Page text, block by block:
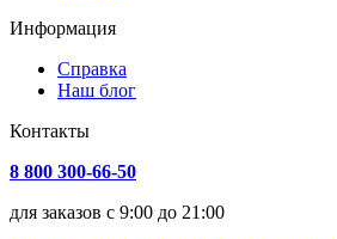
Информация
Справка
Наш блог
Контакты
8 800 300-66-50
для заказов с 9:00 до 21:00